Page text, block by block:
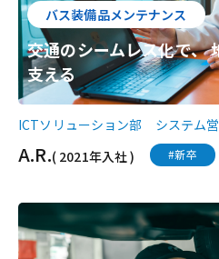
バス装備品メンテナンス
交通のシームレス化で、
支える
ICTソリューション部 システム
A.R.( 2021年入社 ) #新卒